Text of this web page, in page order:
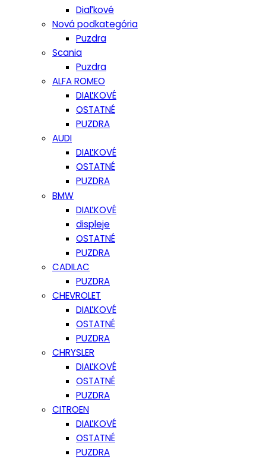
Diaľkové
Nová podkategória
Puzdra
Scania
Puzdra
ALFA ROMEO
DIAĽKOVÉ
OSTATNÉ
PUZDRA
AUDI
DIAĽKOVÉ
OSTATNÉ
PUZDRA
BMW
DIAĽKOVÉ
displeje
OSTATNÉ
PUZDRA
CADILAC
PUZDRA
CHEVROLET
DIAĽKOVÉ
OSTATNÉ
PUZDRA
CHRYSLER
DIAĽKOVÉ
OSTATNÉ
PUZDRA
CITROEN
DIAĽKOVÉ
OSTATNÉ
PUZDRA